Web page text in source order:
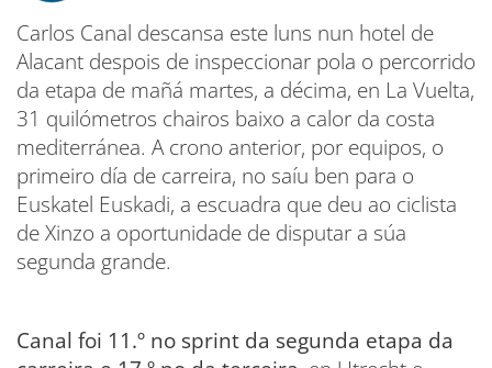
Carlos Canal descansa este luns nun hotel de
Alacant despois de inspeccionar pola o percorrido
da etapa de mañá martes, a décima, en La Vuelta,
31 quilómetros chairos baixo a calor da costa
mediterránea. A crono anterior, por equipos, o
primeiro día de carreira, no saíu ben para o
Euskatel Euskadi, a escuadra que deu ao ciclista
de Xinzo a oportunidade de disputar a súa
segunda grande.
Canal foi 11.º no sprint da segunda etapa da